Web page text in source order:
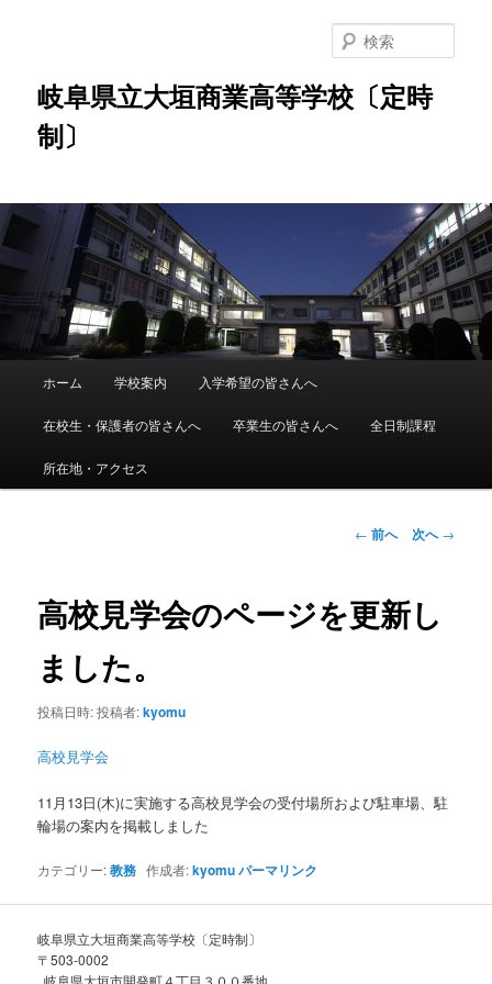
岐阜県立大垣商業高等学校〔定時
制〕
索
ュ
メ
イ
ン
テ
ン
ツ
へ
移
ホーム 学校案内 入学希望の皆さんへ
在校生・保護者の皆さんへ 卒業生の皆さんへ 全日制課程
所在地・アクセス
投
ビ
ゲ
← 前へ 次へ→
高校見学会のページを更新し
ました。
投稿日時:投稿者:kyomu
高校見学会
11月13日(木)に実施する高校見学会の受付場所および駐車場、駐
輪場の案内を掲載しました
カテゴリー:教務 作成者:kyomuパーマリンク
岐阜県立大垣商業高等学校〔定時制〕
〒503-0002
岐阜県大垣市開発町４丁目３００番地